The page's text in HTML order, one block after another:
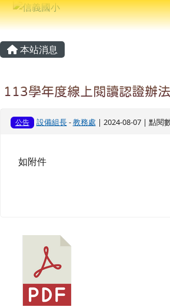
跳至主內容區
信義國小
導覽列
主內容區域
本站消息
113學年度線上閱讀認證辦法
公告 設備組長-教務處 | 2024-08-07 | 點閱
如附件
頁尾區域